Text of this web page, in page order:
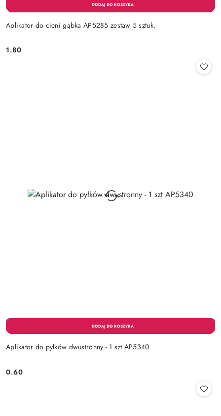
Aplikator do cieni gąbka AP5285 zestaw 5 sztuk.
Cena:
1.80
Aplikator do pyłków dwustronny - 1 szt AP5340
Cena:
0.60